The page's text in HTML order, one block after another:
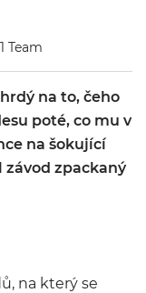
Team
na to, čeho
poté, co mu v
na šokující
zpackaný
na který se